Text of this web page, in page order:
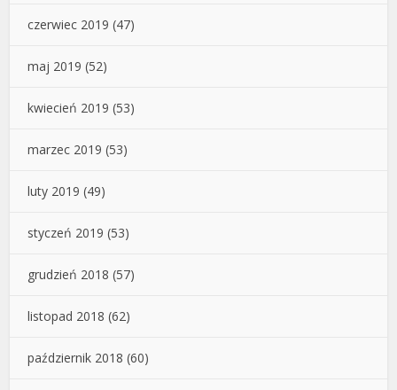
czerwiec 2019 (47)
maj 2019 (52)
kwiecień 2019 (53)
marzec 2019 (53)
luty 2019 (49)
styczeń 2019 (53)
grudzień 2018 (57)
listopad 2018 (62)
październik 2018 (60)